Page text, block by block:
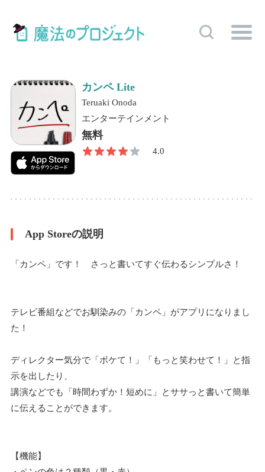
カンペ Lite
Teruaki Onoda
エンターテインメント
無料
4.0
App Storeの説明
「カンペ」です！ さっと書いてすぐ伝わるシンプルさ！
テレビ番組などでお馴染みの「カンペ」がアプリになりまし
た！
ディレクター気分で「ボケて！」「もっと笑わせて！」と指
示を出したり、
講演などでも「時間わずか！短めに」とササっと書いて簡単
に伝えることができます。
【機能】